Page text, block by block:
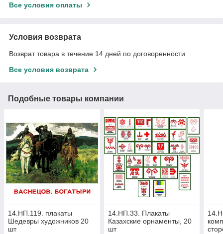
Все условия оплаты
Условия возврата
Возврат товара в течение 14 дней по договоренности
Все условия возврата
Подобные товары компании
14.НП.119. плакаты
Шедевры художников 20
шт
14.НП.33. Плакаты
Казахские орнаменты, 20
шт